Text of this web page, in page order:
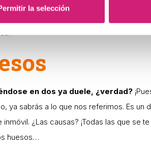
la selección
y el abdomen, y muchas veces es
en dos ya duele, ¿verdad?
ya sabrás a lo que nos referimos. Es un
¿Las causas? ¡Todas las que se
huesos…